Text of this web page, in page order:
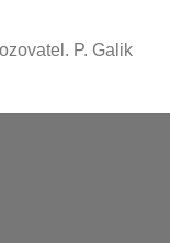
P. Galik